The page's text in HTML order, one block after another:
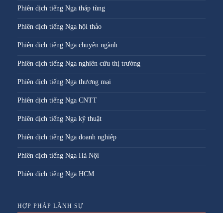
Phiên dịch tiếng Nga tháp tùng
Phiên dịch tiếng Nga hội thảo
Phiên dịch tiếng Nga chuyên ngành
Phiên dịch tiếng Nga nghiên cứu thị trường
Phiên dịch tiếng Nga thương mại
Phiên dịch tiếng Nga CNTT
Phiên dịch tiếng Nga kỹ thuật
Phiên dịch tiếng Nga doanh nghiệp
Phiên dịch tiếng Nga Hà Nội
Phiên dịch tiếng Nga HCM
HỢP PHÁP LÃNH SỰ